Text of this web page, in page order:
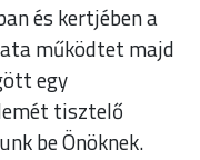
és kertjében a
működtet majd
egy
tisztelő
be Önöknek.